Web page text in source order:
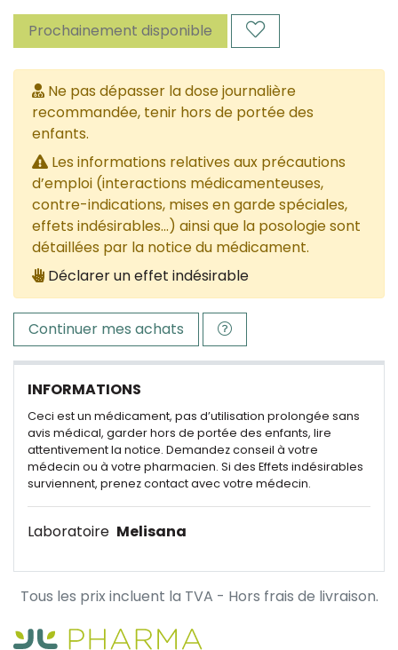
Prochainement disponible
Ne pas dépasser la dose journalière
recommandée, tenir hors de portée des
enfants.
Les informations relatives aux précautions
d’emploi (interactions médicamenteuses,
contre-indications, mises en garde spéciales,
effets indésirables...) ainsi que la posologie sont
détaillées par la notice du médicament.
Déclarer un effet indésirable
Continuer mes achats
INFORMATIONS
Ceci est un médicament, pas d’utilisation prolongée sans
avis médical, garder hors de portée des enfants, lire
attentivement la notice. Demandez conseil à votre
médecin ou à votre pharmacien. Si des Effets indésirables
surviennent, prenez contact avec votre médecin.
Laboratoire Melisana
Tous les prix incluent la TVA - Hors frais de livraison.